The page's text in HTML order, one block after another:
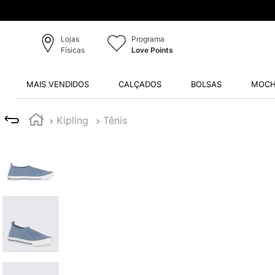
Lojas
Físicas
Programa
Love Points
MAIS VENDIDOS CALÇADOS BOLSAS
Kipling Tênis